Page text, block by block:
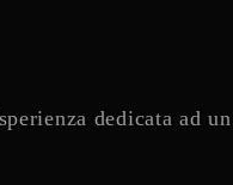
dedicata ad